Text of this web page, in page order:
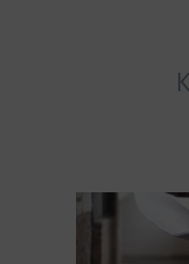
HIT